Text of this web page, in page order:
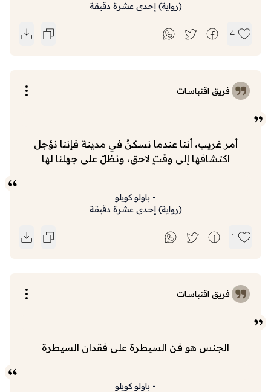
(رواية)إحدى عشرة دقيقة
4
فريق اقتباسات
أمر غريب، أننا عندما نسكنُ في مدينة فإننا نؤجل
اكتشافها إلى وقتٍ لاحق، ونظلّ على جهلنا لها
- باولو كويلو
(رواية)إحدى عشرة دقيقة
1
فريق اقتباسات
الجنس هو فن السيطرة على فقدان السيطرة
- باولو كويلو